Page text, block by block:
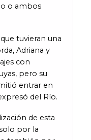
o ambos
tuvieran una
Adriana y
con
pero su
entrar en
del Río.
de esta
por la